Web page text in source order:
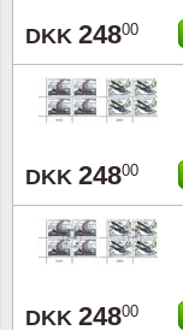
DKK 24800
DKK 24800
DKK 24800